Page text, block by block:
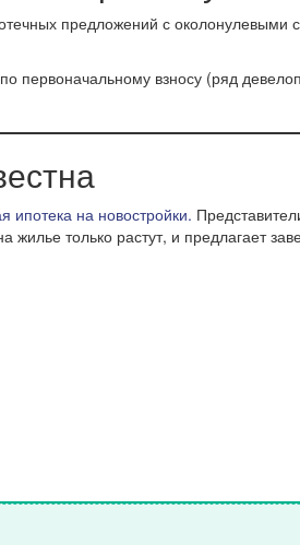
предложений с околонулевыми
первоначальному взносу (ряд
ипотека на новостройки.
жилье только растут, и